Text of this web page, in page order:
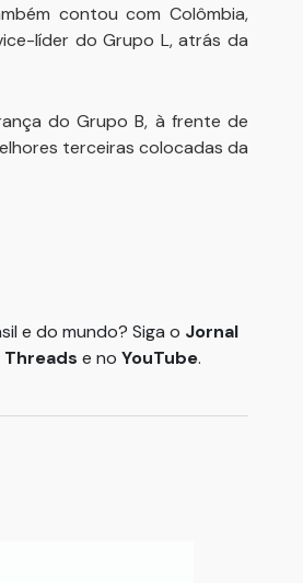
contou com Colômbia,
líder do Grupo L, atrás da
do Grupo B, à frente de
terceiras colocadas da
e do mundo? Siga o Jornal
Threads e no YouTube.